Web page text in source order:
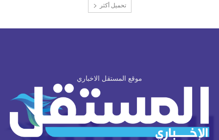
تحميل أكثر
موقع المستقل الاخباري